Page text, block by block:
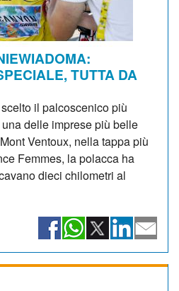
TUTTA DA
il palcoscenico più
delle imprese più belle
Ventoux, nella tappa più
Femmes, la polacca ha
dieci chilometri al